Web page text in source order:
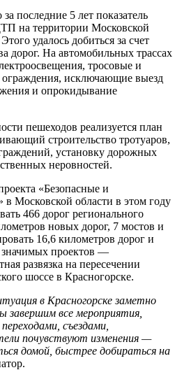
последние 5 лет показатель
на территории Московской
удалось добиться за счет
дорог. На автомобильных трассах
тросовые и
ограждения, исключающие выезд
и опрокидывание
пешеходов реализуется план
строительство тротуаров,
установку дорожных
неровностей.
«Безопасные и
в Московской области в этом году
466 дорог регионального
новых дорог, 7 мостов и
16,6 километров дорог и
значимых проектов —
развязка на пересечении
шоссе в Красногорске.
в Красногорске заметно
завершим все мероприятия,
съездами,
почувствуют изменения —
домой, быстрее добираться на